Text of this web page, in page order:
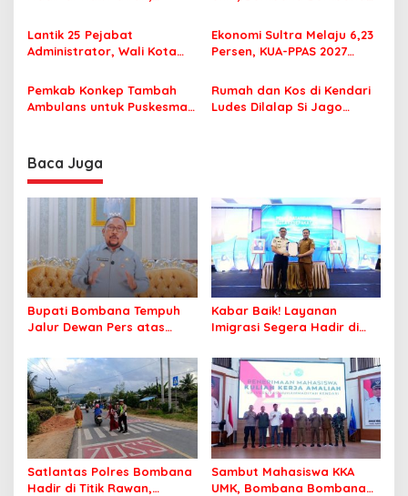
s
Sekolah dengan Aman
Sasaran
Lantik 25 Pejabat
Administrator, Wali Kota
Berintegritas dan
Profesional Layani
Masyarakat
Ekonomi Sultra Melaju 6,23
Persen, KUA-PPAS 2027
Pemkab Konkep Tambah
Ambulans untuk Puskesmas
Rumah dan Kos di Kendari
Ludes Dilalap Si Jago
Baca Juga
Bupati Bombana Tempuh
Jalur Dewan Pers atas
Korupsi Jembatan Cirauci II
Kabar Baik! Layanan
Imigrasi Segera Hadir di
Perlu Lagi ke Kendari
Satlantas Polres Bombana
Hadir di Titik Rawan,
Sambut Mahasiswa KKA
UMK, Bombana Bombana